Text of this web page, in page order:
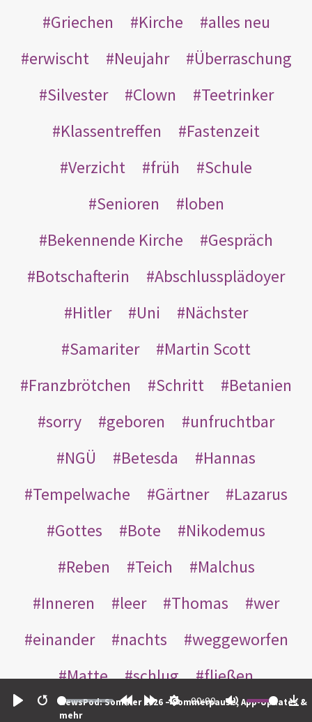
Restart
00:00
NewsPod: Sommer 2026 – Sommerpause, App-Updates &
mehr
Griechen
Kirche
alles neu
erwischt
Neujahr
Überraschung
Silvester
Clown
Teetrinker
Klassentreffen
Fastenzeit
Verzicht
früh
Schule
Senioren
loben
Bekennende Kirche
Gespräch
Botschafterin
Abschlussplädoyer
Hitler
Uni
Nächster
Samariter
Martin Scott
Franzbrötchen
Schritt
Betanien
sorry
geboren
unfruchtbar
NGÜ
Betesda
Hannas
Tempelwache
Gärtner
Lazarus
Gottes
Bote
Nikodemus
Reben
Teich
Malchus
Inneren
leer Thomas
wer
einander
nachts
weggeworfen
Matte
schlug
fließen
Rabbuni
Martha Opferlamm